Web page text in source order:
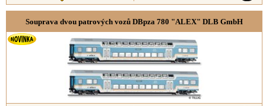
Souprava dvou patrových vozů DBpza 780 "ALEX" DLB GmbH